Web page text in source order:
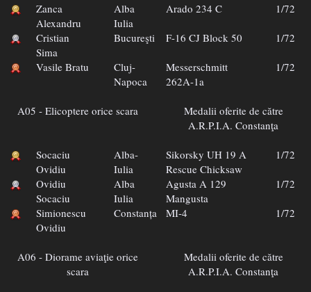
Zanca
Alexandru
Alba
Iulia
Arado 234 C 1/72
Cristian
Sima
Bucureşti F-16 CJ Block 50 1/72
Vasile Bratu
Cluj-
Napoca
Messerschmitt
262A-1a
1/72
A05 - Elicoptere orice scara
Medalii oferite de către
A.R.P.I.A. Constanţa
Socaciu
Ovidiu
Alba-
Iulia
Sikorsky UH 19 A
Rescue Chicksaw
1/72
Ovidiu
Socaciu
Alba
Iulia
Agusta A 129
Mangusta
1/72
Simionescu
Ovidiu
Constanța MI-4 1/72
A06 - Diorame aviaţie orice
scara
Medalii oferite de către
A.R.P.I.A. Constanţa